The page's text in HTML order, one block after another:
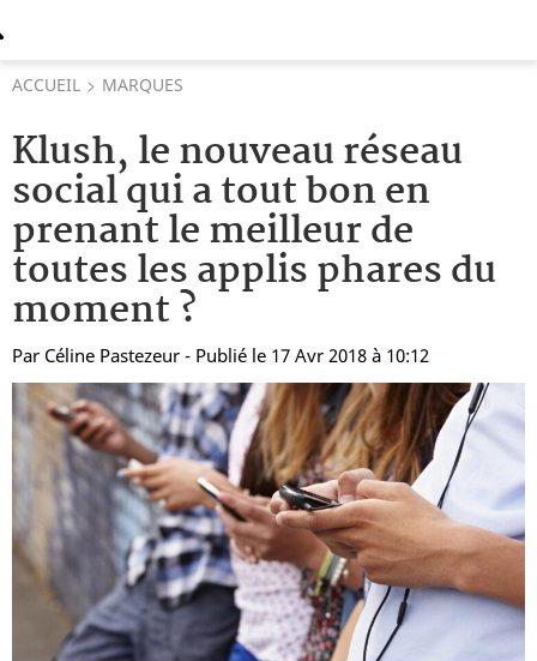
ACCUEIL MARQUES
Klush, le nouveau réseau
social qui a tout bon en
prenant le meilleur de
toutes les applis phares du
moment ?
Par Céline Pastezeur - Publié le 17 Avr 2018 à 10:12